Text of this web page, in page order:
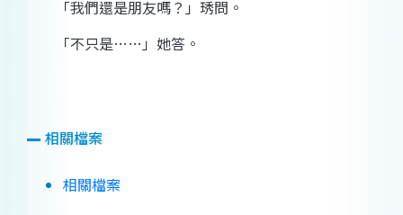
「我們還是朋友嗎？」琇問。
「不只是……」她答。
相關檔案
相關檔案